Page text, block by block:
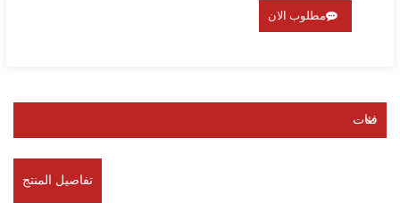
مطلوب الان
فئات
تفاصيل المنتج